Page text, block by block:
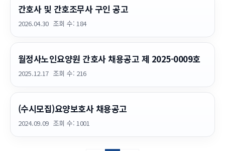
간호사 및 간호조무사 구인 공고
2026.04.30 조회 수: 184
월정사노인요양원 간호사 채용공고 제 2025-0009호
2025.12.17 조회 수: 216
(수시모집)요양보호사 채용공고
2024.09.09 조회 수: 1001